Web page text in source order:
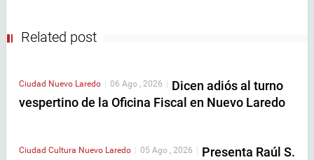
Related post
Ciudad Nuevo Laredo 06 Ago , 2026
Dicen adiós al turno
vespertino de la Oficina Fiscal en Nuevo Laredo
Ciudad Cultura Nuevo Laredo | 05 Ago , 2026 | Presenta Raúl S.